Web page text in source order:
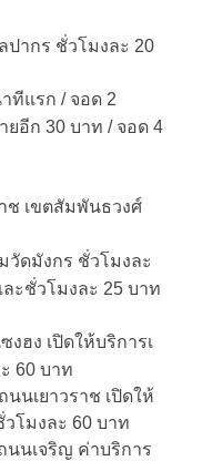
ปากร ชั่วโมงละ 20
ทีแรก / จอด 2
ยอีก 30 บาท / จอด 4
ช เขตสัมพันธวงศ์
ดมังกร ชั่วโมงละ
ละชั่วโมงละ 25 บาท
งฮง เปิดให้บริการเ
60 บาท
นเยาวราช เปิดให้
โมงละ 60 บาท
นเจริญ ค่าบริการ